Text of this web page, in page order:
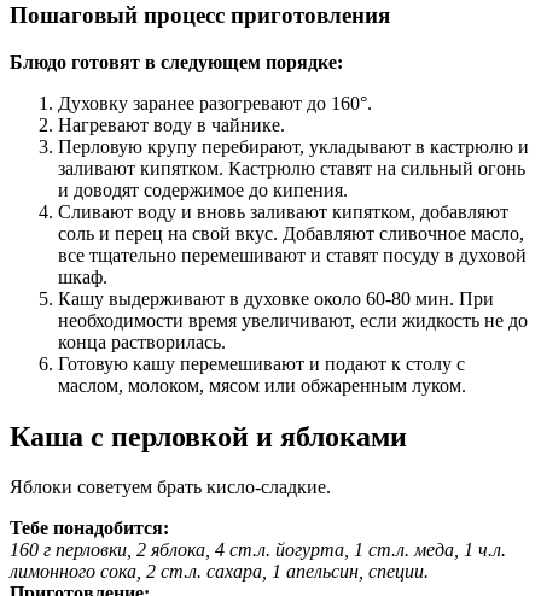
Пошаговый процесс приготовления
Блюдо готовят в следующем порядке:
Духовку заранее разогревают до 160°.
Нагревают воду в чайнике.
Перловую крупу перебирают, укладывают в кастрюлю и
заливают кипятком. Кастрюлю ставят на сильный огонь
и доводят содержимое до кипения.
Сливают воду и вновь заливают кипятком, добавляют
соль и перец на свой вкус. Добавляют сливочное масло,
все тщательно перемешивают и ставят посуду в духовой
шкаф.
Кашу выдерживают в духовке около 60-80 мин. При
необходимости время увеличивают, если жидкость не до
конца растворилась.
Готовую кашу перемешивают и подают к столу с
маслом, молоком, мясом или обжаренным луком.
Каша с перловкой и яблоками
Яблоки советуем брать кисло-сладкие.
Тебе понадобится:
160 г перловки, 2 яблока, 4 ст.л. йогурта, 1 ст.л. меда, 1 ч.л.
лимонного сока, 2 ст.л. сахара, 1 апельсин, специи.